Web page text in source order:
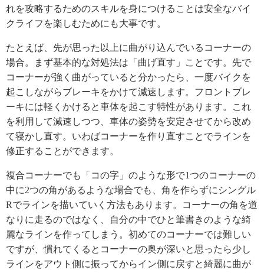
れを攻略するためのスキルを身につけることは安全なバイ
クライフを楽しむためにも大事です。
たとえば、先が思った以上に曲がり込んでいるコーナーの
場合。まず基本的な対処法は「曲げ直す」ことです。先で
コーナーが強く曲がっていると分かったら、一度バイクを
起こしながらブレーキをかけて減速します。フロントブレ
ーキには軽くかけると車体を起こす特性があります。これ
を利用して減速しつつ、車体の姿勢を安定させてから改め
て寝かし直す。いわばコーナーを作り直すことでラインを
修正することができます。
複合コーナーでも「コの字」のような形で1つのコーナーの
中に2つの角があるような場合でも、角を作らずにシングル
Rでラインを描いていく方法もあります。コーナーの角を道
なりに走るのではなく、自分の中でひと筆書きのような綺
麗なラインを作ってしまう。初めてのコーナーでは難しい
ですが、慣れてくるとコーナーの奥が深いと思ったら少し
ラインをアウト側に振ってからイン側に戻すと綺麗に曲が